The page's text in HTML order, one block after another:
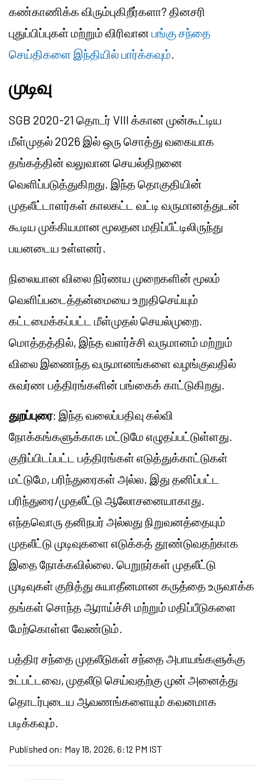
கண்காணிக்க விரும்புகிறீர்களா? தினசரி
புதுப்பிப்புகள் மற்றும் விரிவானபங்கு சந்தை
செய்திகளை இந்தியில் பார்க்கவும்.
முடிவு
SGB 2020-21 தொடர் VIII க்கான முன்கூட்டிய
மீள்முதல் 2026 இல் ஒரு சொத்து வகையாக
தங்கத்தின் வலுவான செயல்திறனை
வெளிப்படுத்துகிறது. இந்த தொகுதியின்
முதலீட்டாளர்கள் காலகட்ட வட்டி வருமானத்துடன்
கூடிய முக்கியமான மூலதன மதிப்பீட்டிலிருந்து
பயனடைய உள்ளனர்.
நிலையான விலை நிர்ணய முறைகளின் மூலம்
வெளிப்படைத்தன்மையை உறுதிசெய்யும்
கட்டமைக்கப்பட்ட மீள்முதல் செயல்முறை.
மொத்தத்தில், இந்த வளர்ச்சி வருமானம் மற்றும்
விலை இணைந்த வருமானங்களை வழங்குவதில்
சுவர்ண பத்திரங்களின் பங்கைக் காட்டுகிறது.
துறப்புரை: இந்த வலைப்பதிவு கல்வி
நோக்கங்களுக்காக மட்டுமே எழுதப்பட்டுள்ளது.
குறிப்பிடப்பட்ட பத்திரங்கள் எடுத்துக்காட்டுகள்
மட்டுமே, பரிந்துரைகள் அல்ல. இது தனிப்பட்ட
பரிந்துரை/முதலீட்டு ஆலோசனையாகாது.
எந்தவொரு தனிநபர் அல்லது நிறுவனத்தையும்
முதலீட்டு முடிவுகளை எடுக்கத் தூண்டுவதற்காக
இதை நோக்கவில்லை. பெறுநர்கள் முதலீட்டு
முடிவுகள் குறித்து சுயாதீனமான கருத்தை உருவாக்க
தங்கள் சொந்த ஆராய்ச்சி மற்றும் மதிப்பீடுகளை
மேற்கொள்ள வேண்டும்.
பத்திர சந்தை முதலீடுகள் சந்தை அபாயங்களுக்கு
உட்பட்டவை, முதலீடு செய்வதற்கு முன் அனைத்து
தொடர்புடைய ஆவணங்களையும் கவனமாக
படிக்கவும்.
Published on: May 18, 2026, 6:12 PM IST